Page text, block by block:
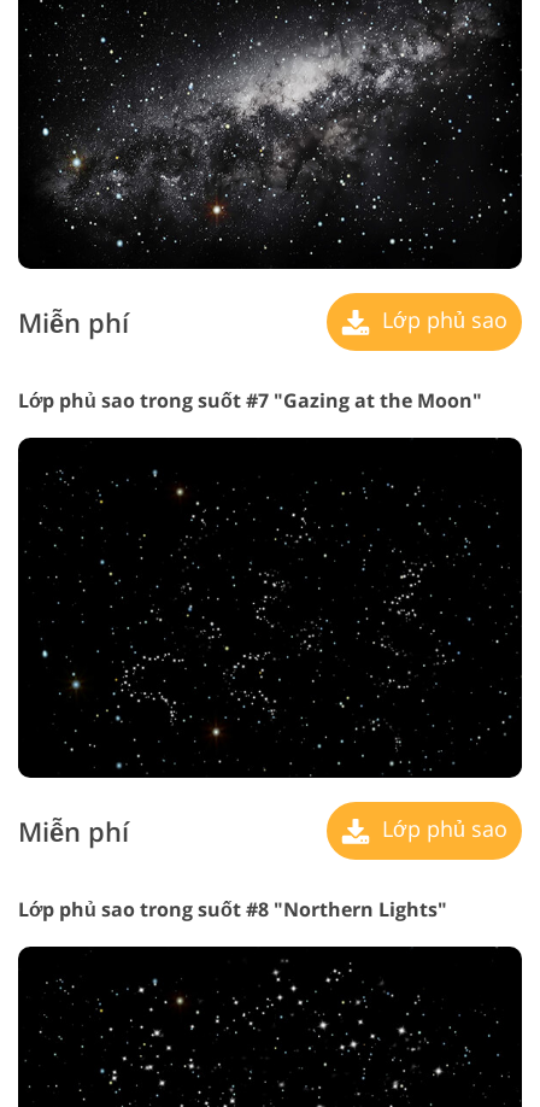
Miễn phí Lớp phủ sao
Lớp phủ sao trong suốt #7 "Gazing at the Moon"
Miễn phí Lớp phủ sao
Lớp phủ sao trong suốt #8 "Northern Lights"